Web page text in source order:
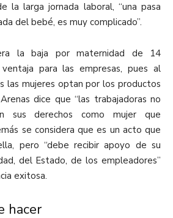
la larga jornada laboral, “una pasa
del bebé, es muy complicado”.
la baja por maternidad de 14
para las empresas, pues al
las mujeres optan por los productos
dice que “las trabajadoras no
sus derechos como mujer que
se considera que es un acto que
pero “debe recibir apoyo de su
del Estado, de los empleadores”
exitosa.
hacer